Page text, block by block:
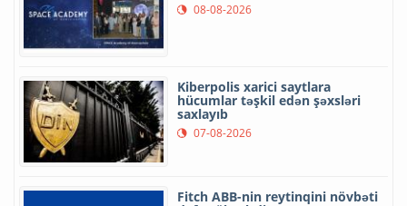
08-08-2026
Kiberpolis xarici saytlara
hücumlar təşkil edən şəxsləri
saxlayıb
07-08-2026
Fitch ABB-nin reytinqini növbəti